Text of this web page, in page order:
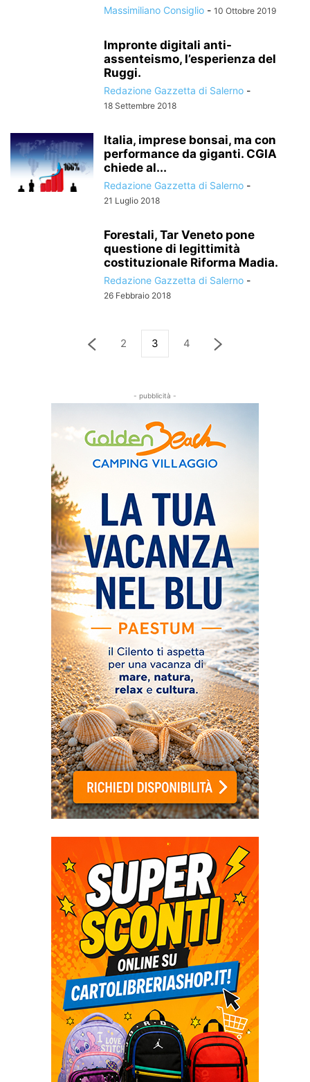
Massimiliano Consiglio - 10 Ottobre 2019
Impronte digitali anti-
assenteismo, l’esperienza del
Ruggi.
Redazione Gazzetta di Salerno -
18 Settembre 2018
Italia, imprese bonsai, ma con
performance da giganti. CGIA
chiede al...
Redazione Gazzetta di Salerno -
21 Luglio 2018
Forestali, Tar Veneto pone
questione di legittimità
costituzionale Riforma Madia.
Redazione Gazzetta di Salerno -
26 Febbraio 2018
2 3 4
- pubblicità -